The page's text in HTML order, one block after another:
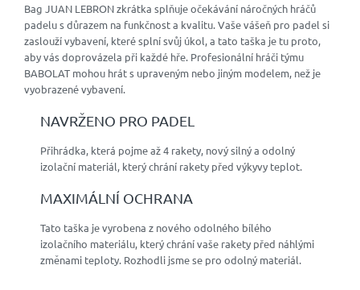
Bag JUAN LEBRON zkrátka splňuje očekávání náročných hráčů
padelu s důrazem na funkčnost a kvalitu. Vaše vášeň pro padel si
zaslouží vybavení, které splní svůj úkol, a tato taška je tu proto,
aby vás doprovázela při každé hře. Profesionální hráči týmu
BABOLAT mohou hrát s upraveným nebo jiným modelem, než je
vyobrazené vybavení.
NAVRŽENO PRO PADEL
Přihrádka, která pojme až 4 rakety, nový silný a odolný
izolační materiál, který chrání rakety před výkyvy teplot.
MAXIMÁLNÍ OCHRANA
Tato taška je vyrobena z nového odolného bílého
izolačního materiálu, který chrání vaše rakety před náhlými
změnami teploty. Rozhodli jsme se pro odolný materiál.